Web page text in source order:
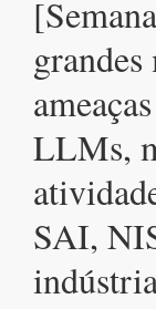
LLMs,
SAI,